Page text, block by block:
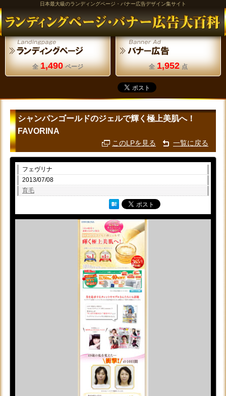
日本最大級のランディングページ・バナー広告デザイン集サイト
全 1,490 ページ 全 1,952 点
シャンパンゴールドのジェルで輝く極上美肌へ！
FAVORINA
このLPを見る 一覧に戻る
フェヴリナ
2013/07/08
育毛